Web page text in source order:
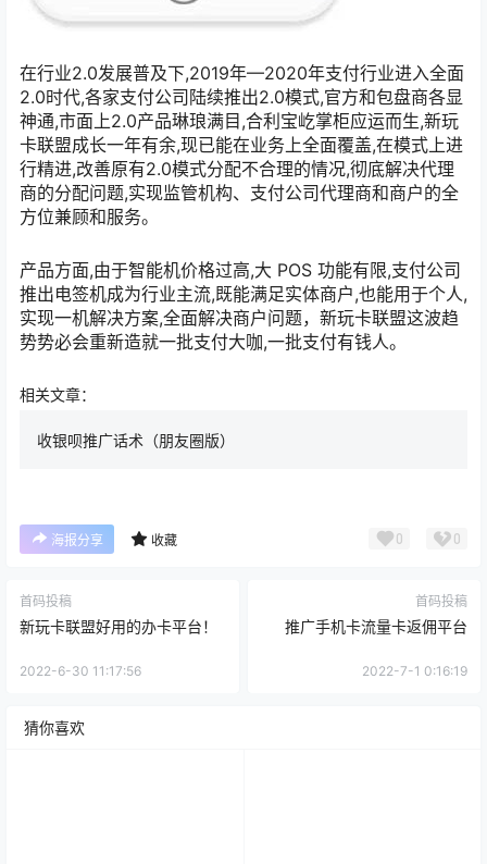
在行业2.0发展普及下,2019年—2020年支付行业进入全面
2.0时代,各家支付公司陆续推出2.0模式,官方和包盘商各显
神通,市面上2.0产品琳琅满目,合利宝屹掌柜应运而生,新玩
卡联盟成长一年有余,现已能在业务上全面覆盖,在模式上进
行精进,改善原有2.0模式分配不合理的情况,彻底解决代理
商的分配问题,实现监管机构、支付公司代理商和商户的全
方位兼顾和服务。
产品方面,由于智能机价格过高,大 POS 功能有限,支付公司
推出电签机成为行业主流,既能满足实体商户,也能用于个人,
实现一机解决方案,全面解决商户问题，新玩卡联盟这波趋
势势必会重新造就一批支付大咖,一批支付有钱人。
相关文章：
收银呗推广话术（朋友圈版）
海报分享 收藏 0 0
首码投稿
新玩卡联盟好用的办卡平台！
2022-6-30 11:17:56
首码投稿
推广手机卡流量卡返佣平台
2022-7-1 0:16:19
猜你喜欢